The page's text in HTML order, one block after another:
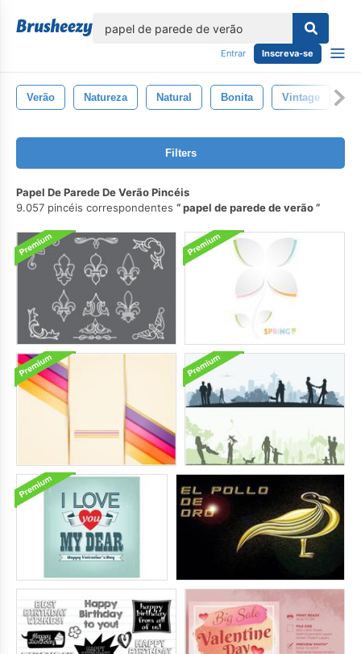
Entrar Inscreva-se
Verão Natureza Natural Bonita Vintage
Filters
Papel De Parede De Verão Pincéis
9.057 pincéis correspondentes
papel de parede de verão